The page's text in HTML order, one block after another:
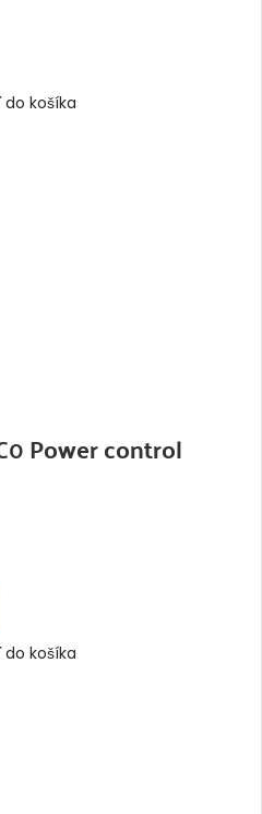
do košíka
Power control
do košíka